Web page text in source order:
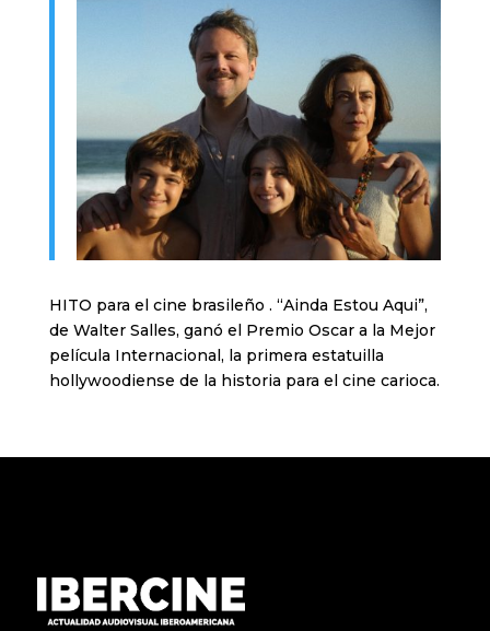
HITO para el cine brasileño . “Ainda Estou Aqui”,
de Walter Salles, ganó el Premio Oscar a la Mejor
película Internacional, la primera estatuilla
hollywoodiense de la historia para el cine carioca.